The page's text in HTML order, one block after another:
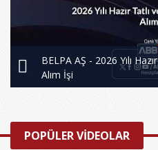
BELPA AŞ - 2026 Yılı
Alım İşi
POPÜLER VİDEOLAR